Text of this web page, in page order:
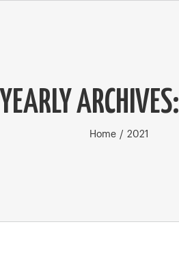
YEARLY ARCHIVES:
Home / 2021